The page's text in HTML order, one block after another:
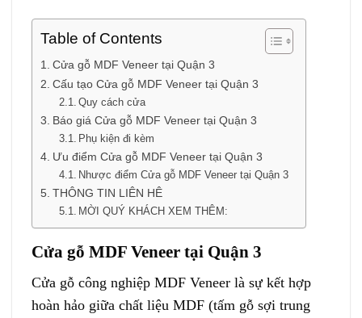
Table of Contents
Cửa gỗ MDF Veneer tại Quận 3
Cấu tạo Cửa gỗ MDF Veneer tại Quận 3
Quy cách cửa
Báo giá Cửa gỗ MDF Veneer tại Quận 3
Phụ kiện đi kèm
Ưu điểm Cửa gỗ MDF Veneer tại Quận 3
Nhược điểm Cửa gỗ MDF Veneer tại Quận 3
THÔNG TIN LIÊN HÊ
MỜI QUÝ KHÁCH XEM THÊM:
Cửa gỗ MDF Veneer tại Quận 3
Cửa gỗ công nghiệp MDF Veneer là sự kết hợp
hoàn hảo giữa chất liệu MDF (tấm gỗ sợi trung